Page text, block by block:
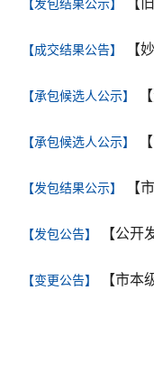
【成交结果公告】 【
【承包候选人公示】
【承包候选人公示】
【发包结果公示】 【
【发包公告】 【公开
【变更公告】 【市本